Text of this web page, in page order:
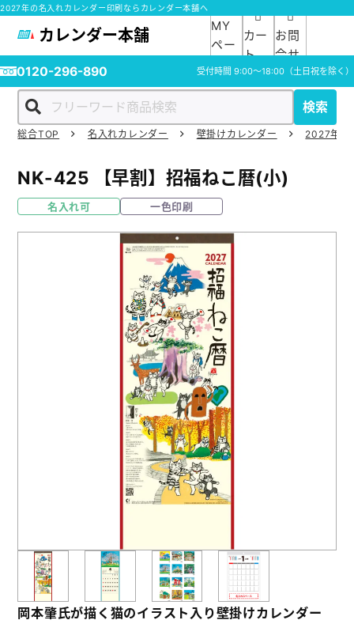
2027年の名入れカレンダー印刷ならカレンダー本舗へ
カレンダー本舗
検索
MY
ペー
ジ
カー
ト
お問
合せ
0120-296-890
受付時間 9:00～18:00 （土日祝を除く）
ご利用ガイド
ポケットティッシュ本舗
カレンダー本舗
カイロ本舗
総合TOP 名入れカレンダー 壁掛けカレンダー 2027年の
NK-425 【早割】招福ねこ暦(小)
名入れ可 一色印刷
岡本肇氏が描く猫のイラスト入り壁掛けカレンダー